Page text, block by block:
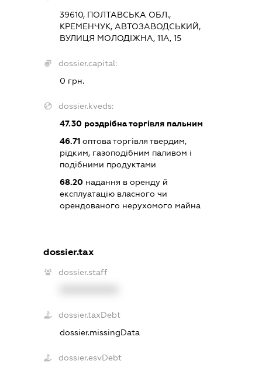
39610, ПОЛТАВСЬКА ОБЛ.,
КРЕМЕНЧУК, АВТОЗАВОДСЬКИЙ,
ВУЛИЦЯ МОЛОДІЖНА, 11А, 15
dossier.capital:
0 грн.
dossier.kveds:
47.30роздрібна торгівля пальним
46.71оптова торгівля твердим,
рідким, газоподібним паливом і
подібними продуктами
68.20надання в оренду й
експлуатацію власного чи
орендованого нерухомого майна
dossier.tax
dossier.staff
dossier.taxDebt
dossier.missingData
dossier.esvDebt